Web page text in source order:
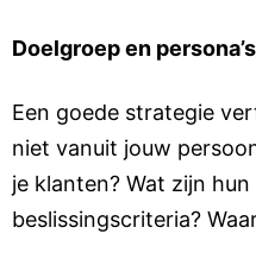
Doelgroep en persona’s
Een goede strategie
niet vanuit jouw
je klanten? Wat zijn
beslissingscriteria?